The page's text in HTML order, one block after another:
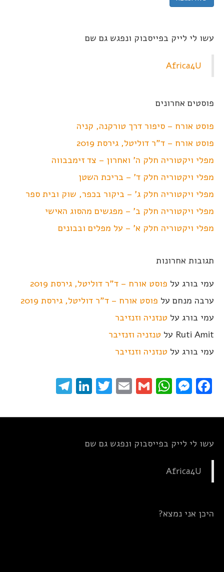
עשו לי לייק בפייסבוק ונפגש גם שם
Africa4U
פוסטים אחרונים
פוסט אורח – סיפור דרך טורקנה, קניה
פוסט אורח – ד"ר דוליטל, גירסת 2019
מפלי ויקטוריה חלק ה' ואחרון – צד זימבבווה
מפלי ויקטוריה חלק ד' – בריכת השטן
מפלי ויקטוריה חלק ג' – ביקור בכפר, שוק ובית ספר
מפלי ויקטוריה חלק ב' – מפגשים מהסוג האישי
מפלי ויקטוריה חלק א' – על מפלים ובבונים
תגובות אחרונות
עמי בורג על פוסט אורח – ד"ר דוליטל, גירסת 2019
ערבה מנחם על פוסט אורח – ד"ר דוליטל, גירסת 2019
עמי בורג על טנזניה וזנזיבר
Ruti Amit על טנזניה וזנזיבר
עמי בורג על טנזניה וזנזיבר
Facebook
Messenger
WhatsApp
Gmail
Email
Twitter
LinkedIn
עשו לי לייק בפייסבוק ונפגש גם שם
Africa4U
היכן אני נמצא?